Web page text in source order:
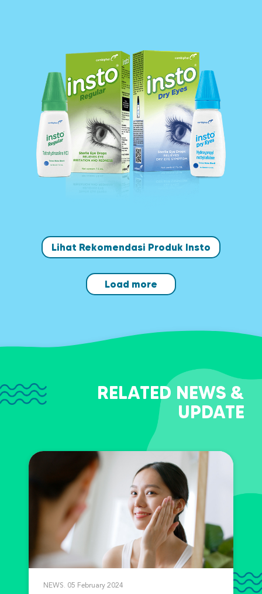
Lihat Rekomendasi Produk Insto
Load more
RELATED NEWS &
UPDATE
NEWS. 05 February 2024